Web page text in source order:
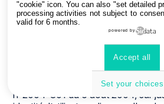
inwink. Elles pourront être
partenaires et prestataires
de l’inscription et de la participation
ou plusieurs évènements.
Conformément à la loi
17 du 6 janvier 1978 telle que
n°2004-801 du 6 août 2004, sur
"cookie" icon. You can also "set detailed
processing activities not subject to
valid for 6 months.
powered by
Set your choices
Accept all